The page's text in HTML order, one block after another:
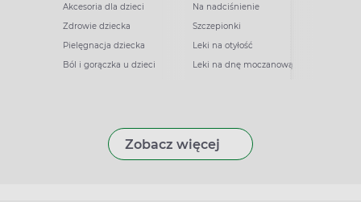
Akcesoria dla dzieci
Zdrowie dziecka
Pielęgnacja dziecka
Ból i gorączka u dzieci
Na nadciśnienie
Szczepionki
Leki na otyłość
Leki na dnę moczanową
Zobacz więcej